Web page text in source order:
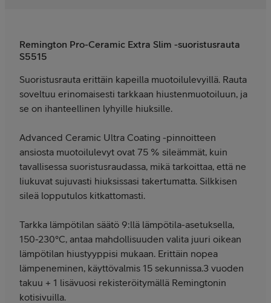
Remington Pro-Ceramic Extra Slim -suoristusrauta
S5515
Suoristusrauta erittäin kapeilla muotoilulevyillä. Rauta
soveltuu erinomaisesti tarkkaan hiustenmuotoiluun, ja
se on ihanteellinen lyhyille hiuksille.
Advanced Ceramic Ultra Coating -pinnoitteen
ansiosta muotoilulevyt ovat 75 % sileämmät, kuin
tavallisessa suoristusraudassa, mikä tarkoittaa, että ne
liukuvat sujuvasti hiuksissasi takertumatta. Silkkisen
sileä lopputulos kitkattomasti.
Tarkka lämpötilan säätö 9:llä lämpötila-asetuksella,
150-230°C, antaa mahdollisuuden valita juuri oikean
lämpötilan hiustyyppisi mukaan. Erittäin nopea
lämpeneminen, käyttövalmis 15 sekunnissa.3 vuoden
takuu + 1 lisävuosi rekisteröitymällä Remingtonin
kotisivuilla.